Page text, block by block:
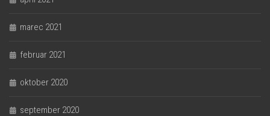
marec 2021
februar 2021
oktober 2020
september 2020